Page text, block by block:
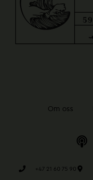
Om oss
P
o
c
+47 21 60 75 90